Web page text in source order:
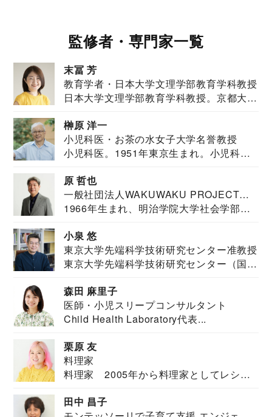
監修者・専門家一覧
末冨 芳
教育学者・日本大学文理学部教育学科教授
日本大学文理学部教育学科教授。京都大学
榊原 洋一
小児科医・お茶の水女子大学名誉教授
小児科医。1951年東京生まれ。小児科
原 哲也
一般社団法人WAKUWAKU PROJECT
JAPAN代表・言語聴覚士・社会福祉士
1966年生まれ、明治学院大学社会学部福
小泉 悠
東京大学先端科学技術研究センター准教授
東京大学先端科学技術研究センター（国際
森田 麻里子
医師・小児スリープコンサルタント
Child Health Laboratory代表...
栗原 友
料理家
料理家 2005年から料理家としてレシピ
田中 昌子